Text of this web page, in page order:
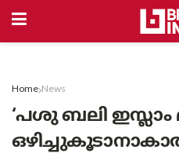
Home News
‘പശു ബലി